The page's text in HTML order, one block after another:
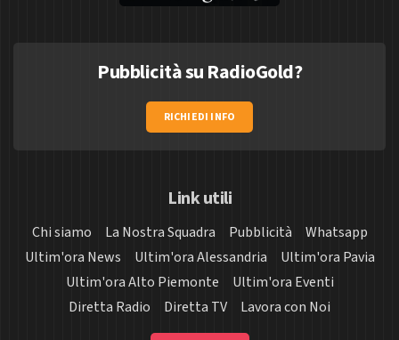
Pubblicità su RadioGold?
RICHIEDI INFO
Link utili
Chi siamo La Nostra Squadra Pubblicità
Whatsapp
Ultim'ora News
Ultim'ora Alessandria
Ultim'ora Pavia
Ultim'ora Alto Piemonte
Ultim'ora Eventi
Diretta Radio
Diretta TV Lavora con Noi